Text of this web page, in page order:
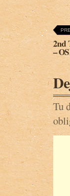
2nd
–
Tu